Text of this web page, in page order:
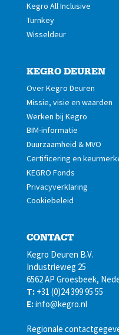
Kegro All Inclusive
Turnkey
Wisseldeur
KEGRO DEUREN
Over Kegro Deuren
Missie, visie en waarden
Werken bij Kegro
BIM-informatie
Duurzaamheid & MVO
Certificering en
KEGRO Fonds
Privacyverklaring
Cookiebeleid
CONTACT
Kegro Deuren B.V.
Industrieweg 25
6562 AP Groesbeek,
T: +31 (0)24 399 95 55
E:info@kegro.nl
Regionale